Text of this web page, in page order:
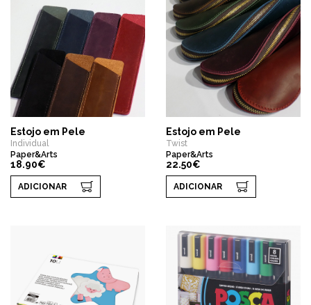
Estojo em Pele
Individual
Paper&Arts
18.90€
ADICIONAR
Estojo em Pele
Twist
Paper&Arts
22.50€
ADICIONAR